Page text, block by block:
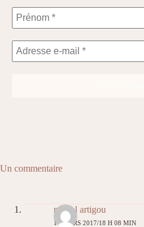
Un commentaire
muriel artigou
14 MARS 2017/18 H 08 MIN